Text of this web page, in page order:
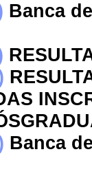
Banca
Banca